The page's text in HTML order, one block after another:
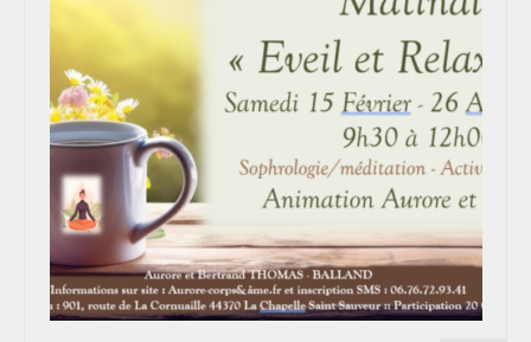
Sophro-Méditation tous les lundis soir en visio
Cursus « Le chemin par la psyché »
Prendre contact
Bertrand Thomas, Psychopraticien
Cursus « Le chemin par la psyché »
Sophro-Méditation tous les lundis soir en visio
Sophrologie